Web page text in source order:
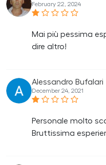
February 22, 2024
Mai più pessima
dire altro!
Alessandro Bufalari
December 24, 2021
Personale molto
Bruttissima